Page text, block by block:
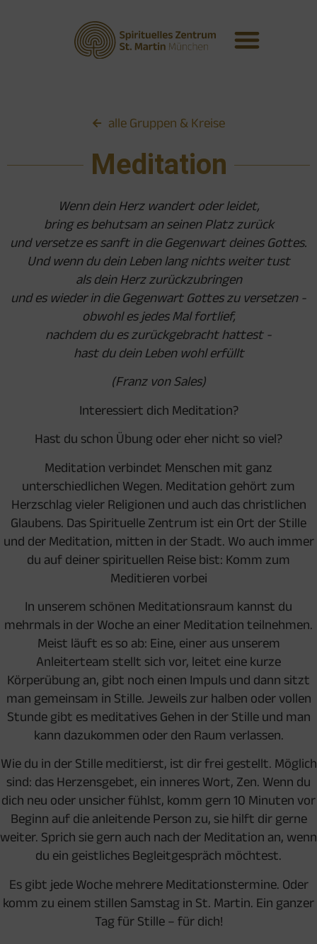
alle Gruppen & Kreise
Meditation
Wenn dein Herz wandert oder leidet,
bring es behutsam an seinen Platz zurück
und versetze es sanft in die Gegenwart deines Gottes.
Und wenn du dein Leben lang nichts weiter tust
als dein Herz zurückzubringen
und es wieder in die Gegenwart Gottes zu versetzen -
obwohl es jedes Mal fortlief,
nachdem du es zurückgebracht hattest -
hast du dein Leben wohl erfüllt
(Franz von Sales)
Interessiert dich Meditation?
Hast du schon Übung oder eher nicht so viel?
Meditation verbindet Menschen mit ganz
unterschiedlichen Wegen. Meditation gehört zum
Herzschlag vieler Religionen und auch das christlichen
Glaubens. Das Spirituelle Zentrum ist ein Ort der Stille
und der Meditation, mitten in der Stadt. Wo auch immer
du auf deiner spirituellen Reise bist: Komm zum
Meditieren vorbei
In unserem schönen Meditationsraum kannst du
mehrmals in der Woche an einer Meditation teilnehmen.
Meist läuft es so ab: Eine, einer aus unserem
Anleiterteam stellt sich vor, leitet eine kurze
Körperübung an, gibt noch einen Impuls und dann sitzt
man gemeinsam in Stille. Jeweils zur halben oder vollen
Stunde gibt es meditatives Gehen in der Stille und man
kann dazukommen oder den Raum verlassen.
Wie du in der Stille meditierst, ist dir frei gestellt. Möglich
sind: das Herzensgebet, ein inneres Wort, Zen. Wenn du
dich neu oder unsicher fühlst, komm gern 10 Minuten vor
Beginn auf die anleitende Person zu, sie hilft dir gerne
weiter. Sprich sie gern auch nach der Meditation an, wenn
du ein geistliches Begleitgespräch möchtest.
Es gibt jede Woche mehrere Meditationstermine. Oder
komm zu einem stillen Samstag in St. Martin. Ein ganzer
Tag für Stille – für dich!